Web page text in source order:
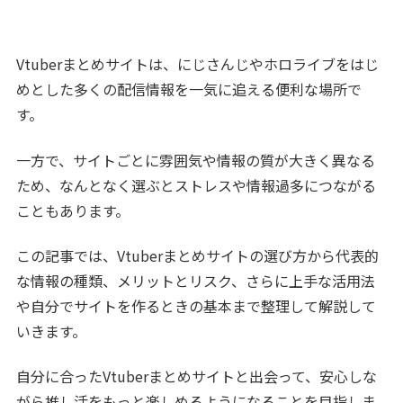
Vtuberまとめサイトは、にじさんじやホロライブをはじ
めとした多くの配信情報を一気に追える便利な場所で
す。
一方で、サイトごとに雰囲気や情報の質が大きく異なる
ため、なんとなく選ぶとストレスや情報過多につながる
こともあります。
この記事では、Vtuberまとめサイトの選び方から代表的
な情報の種類、メリットとリスク、さらに上手な活用法
や自分でサイトを作るときの基本まで整理して解説して
いきます。
自分に合ったVtuberまとめサイトと出会って、安心しな